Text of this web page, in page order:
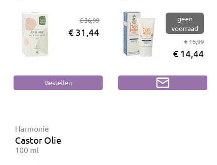
€ 36,99
€ 31,44
geen
voorraad
€ 16,99
€ 14,44
Harmonie
Castor Olie
100 ml